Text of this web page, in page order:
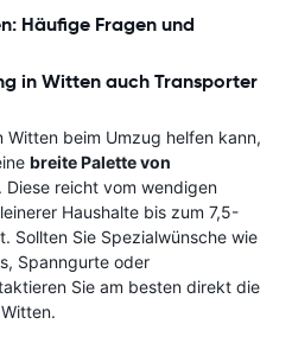
Häufige Fragen und
in Witten auch Transporter
Witten beim Umzug helfen kann,
breite Palette von
. Diese reicht vom wendigen
Haushalte bis zum 7,5-
Sollten Sie Spezialwünsche wie
Spanngurte oder
Sie am besten direkt die